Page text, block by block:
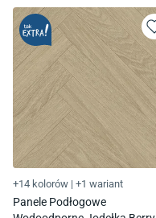
+14 kolorów | +1 wariant
Panele Podłogowe